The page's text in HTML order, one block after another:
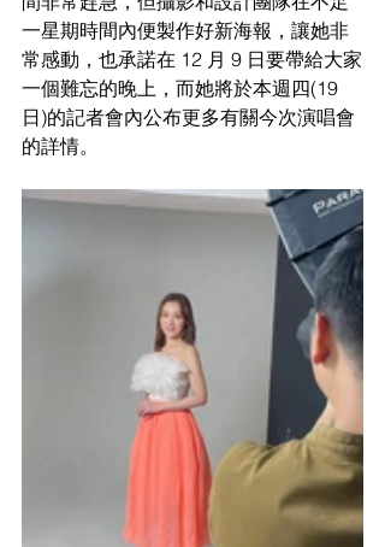
一星期時間內便製作好新海報，讓她非
常感動，也承諾在 12 月 9 日要帶給大家
一個難忘的晚上，而她將於本週四(19
日)的記者會內公布更多有關今次演唱會
的詳情。